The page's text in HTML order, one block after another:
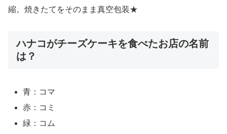
縮。焼きたてをそのまま真空包装★
ハナコがチーズケーキを食べたお店の名前
は？
青：コマ
赤：コミ
緑：コム